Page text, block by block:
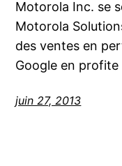
Motorola Inc. se
Motorola
des ventes en
Google en
juin 27, 2013